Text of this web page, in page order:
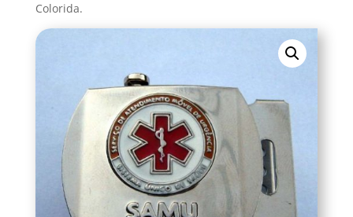
Colorida.